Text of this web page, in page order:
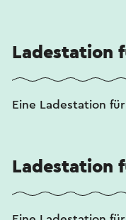
Ladestation
Eine Ladestation
Ladestation